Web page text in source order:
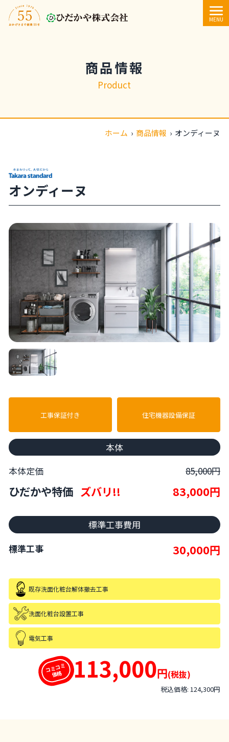
内容をスキップ
MENU
商品情報
Product
ホーム › 商品情報 › オンディーヌ
オンディーヌ
工事保証付き 住宅機器設備保証
本体
本体定価
85,000円
ひだかや特価 ズバリ!! 83,000円
標準工事費用
標準工事
30,000円
既存洗面化粧台解体撤去工事
洗面化粧台設置工事
電気工事
コミコミ
価格 113,000円(税抜)
税込価格: 124,300円